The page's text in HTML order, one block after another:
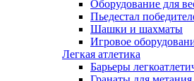
Оборудование для
Пьедестал
Шашки и шахматы
Игровое
Легкая атлетика
Барьеры